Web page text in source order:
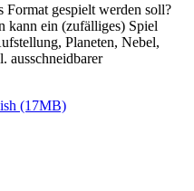
Format gespielt werden soll?
kann ein (zufälliges) Spiel
Planeten, Nebel,
ausschneidbarer
(17MB)